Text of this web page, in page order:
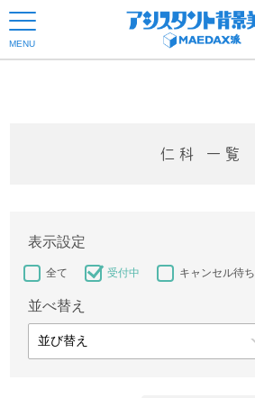
MENU
仁科 一覧
表示設定
全て 受付中 キャンセル待ち
並べ替え